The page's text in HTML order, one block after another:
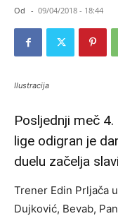
Od - 09/04/2018 - 18:44
Ilustracija
Posljednji meč
lige odigran je
duelu začelja
Trener Edin Prljača
Dujković, Bevab,